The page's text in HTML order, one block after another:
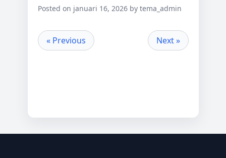
Posted on januari 16, 2026 by tema_admin
« Previous Next »